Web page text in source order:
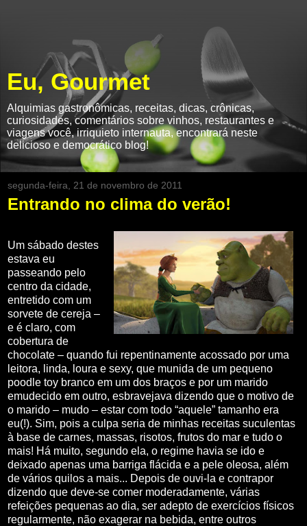
Eu, Gourmet
Alquimias gastronômicas, receitas, dicas, crônicas,
curiosidades, comentários sobre vinhos, restaurantes e
viagens você, irriquieto internauta, encontrará neste
delicioso e democrático blog!
segunda-feira, 21 de novembro de 2011
Entrando no clima do verão!
Um sábado destes
estava eu
passeando pelo
centro da cidade,
entretido com um
sorvete de cereja –
e é claro, com
cobertura de
chocolate – quando fui repentinamente acossado por uma
leitora, linda, loura e sexy, que munida de um pequeno
poodle toy branco em um dos braços e por um marido
emudecido em outro, esbravejava dizendo que o motivo de
o marido – mudo – estar com todo “aquele” tamanho era
eu(!). Sim, pois a culpa seria de minhas receitas suculentas
à base de carnes, massas, risotos, frutos do mar e tudo o
mais! Há muito, segundo ela, o regime havia se ido e
deixado apenas uma barriga flácida e a pele oleosa, além
de vários quilos a mais... Depois de ouvi-la e contrapor
dizendo que deve-se comer moderadamente, várias
refeições pequenas ao dia, ser adepto de exercícios físicos
regularmente, não exagerar na bebida, entre outros